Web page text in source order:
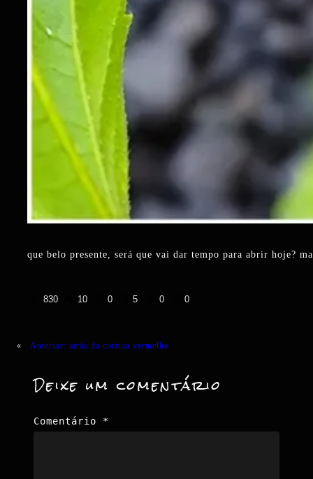
que belo presente, será que vai dar tempo para abrir hoje?
830 10 0 5 0 0
« Anterior: atrás da cortina vermelha
Deixe um comentário
Comentário *